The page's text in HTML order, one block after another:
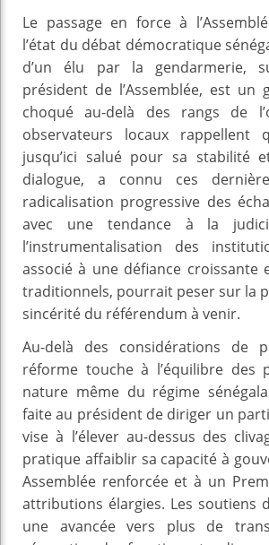
Le passage en force à
l’état du débat démocratique
d’un élu par la gendarmerie,
président de l’Assemblée, est un
choqué au-delà des rangs de
observateurs locaux rappellent
jusqu’ici salué pour sa stabilité
dialogue, a connu ces
radicalisation progressive des
avec une tendance à la
l’instrumentalisation des
associé à une défiance croissante
traditionnels, pourrait peser sur la
sincérité du référendum à venir.
Au-delà des considérations de
réforme touche à l’équilibre des
nature même du régime
faite au président de diriger un
vise à l’élever au-dessus des
pratique affaiblir sa capacité à
Assemblée renforcée et à un
attributions élargies. Les soutiens
une avancée vers plus de